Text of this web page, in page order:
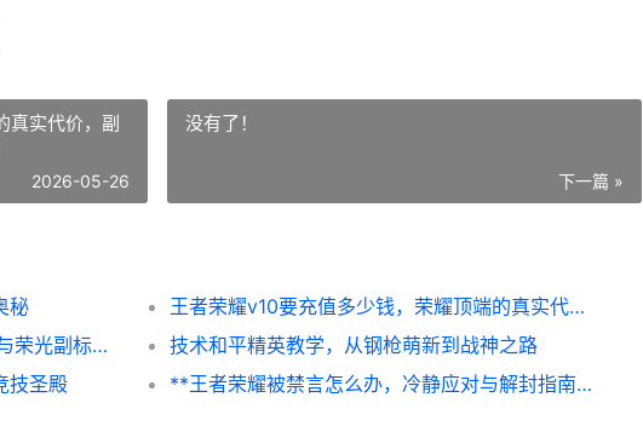
真实代价，副
2026-05-26
没有了！
下一篇 »
秘
王者荣耀v10要充值多少钱，荣耀顶端的真实代价，副标题，一位资深玩家的深度解析与思考
和平精英战神段位,巅峰之路的残酷与荣光副标题,从热血到沉淀的终极试炼
技术和平精英教学，从钢枪萌新到战神之路
技圣殿
**王者荣耀被禁言怎么办，冷静应对与解封指南**